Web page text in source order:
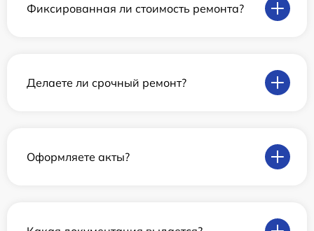
Фиксированная ли стоимость ремонта?
Делаете ли срочный ремонт?
Оформляете акты?